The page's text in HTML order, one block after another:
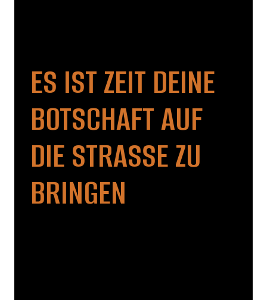
ES IST ZEIT DEINE
BOTSCHAFT AUF
DIE STRASSE ZU B
RINGEN